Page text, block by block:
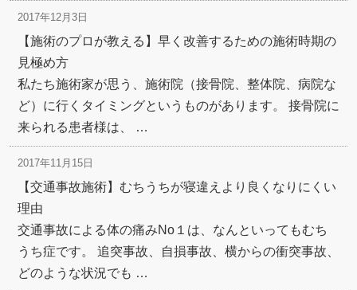
2017年12月3日
【施術のプロが教える】早く改善するための施術時期の
見極め方
私たち施術家が思う、施術院（接骨院、整体院、病院な
ど）に行くタイミングというものがあります。 接骨院に
来られる患者様は、 …
2017年11月15日
【交通事故施術】むちうちが寝違えより良くなりにくい
理由
交通事故による体の痛みNo１は、なんといってもむち
うち症です。 追突事故、自損事故、横からの衝突事故、
どのような状況でも …